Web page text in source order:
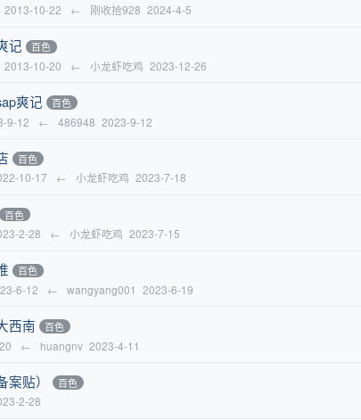
2013-10-22 ← 刚收拾928 2024-4-5
记 百色
2013-10-20 ← 小龙虾吃鸡 2023-12-26
爽记 百色
9-12 ← 486948 2023-9-12
百色
10-17 ← 小龙虾吃鸡 2023-7-18
百色
2-28 ← 小龙虾吃鸡 2023-7-15
百色
6-12 ← wangyang001 2023-6-19
西南 百色
← huangnv 2023-4-11
贴） 百色
2-28